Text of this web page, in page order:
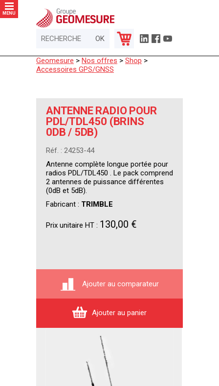
MENU
Geomesure > Nos offres > Shop >
Accessoires GPS/GNSS
ANTENNE RADIO POUR
PDL/TDL450 (BRINS
0DB / 5DB)
Réf. : 24253-44
Antenne complète longue portée pour
radios PDL/TDL450 . Le pack comprend
2 antennes de puissance différentes
(0dB et 5dB).
Fabricant : TRIMBLE
Prix unitaire HT : 130,00 €
Ajouter au comparateur
Ajouter au panier
Panneau de gestion des cookies